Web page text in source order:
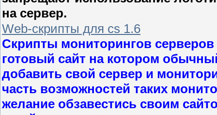
на сервер.
Web-скрипты для cs 1.6
Скрипты мониторингов серверов
готовый сайт на котором
добавить свой сервер и
часть возможностей таких
желание обзавестись своим